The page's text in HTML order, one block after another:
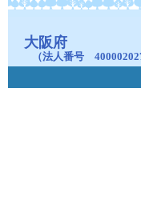
大阪府
（法人番号